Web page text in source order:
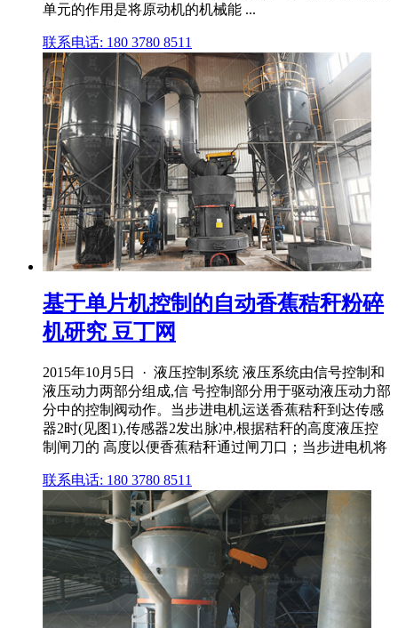
单元的作用是将原动机的机械能 ...
联系电话: 180 3780 8511
基于单片机控制的自动香蕉秸秆粉碎
机研究 豆丁网
2015年10月5日 · 液压控制系统 液压系统由信号控制和
液压动力两部分组成,信 号控制部分用于驱动液压动力部
分中的控制阀动作。当步进电机运送香蕉秸秆到达传感
器2时(见图1),传感器2发出脉冲,根据秸秆的高度液压控
制闸刀的 高度以便香蕉秸秆通过闸刀口；当步进电机将
联系电话: 180 3780 8511